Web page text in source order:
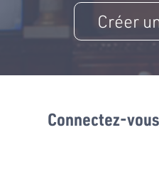
Créer
Connectez-